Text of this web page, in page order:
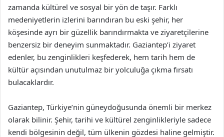
zamanda kültürel ve sosyal bir yön de taşır. Farklı
medeniyetlerin izlerini barındıran bu eski şehir, her
köşesinde ayrı bir güzellik barındırmakta ve ziyaretçilerine
benzersiz bir deneyim sunmaktadır. Gaziantep’i ziyaret
edenler, bu zenginlikleri keşfederek, hem tarih hem de
kültür açısından unutulmaz bir yolculuğa çıkma fırsatı
bulacaklardır.
Gaziantep, Türkiye’nin güneydoğusunda önemli bir merkez
olarak bilinir. Şehir, tarihi ve kültürel zenginlikleriyle sadece
kendi bölgesinin değil, tüm ülkenin gözdesi haline gelmiştir.